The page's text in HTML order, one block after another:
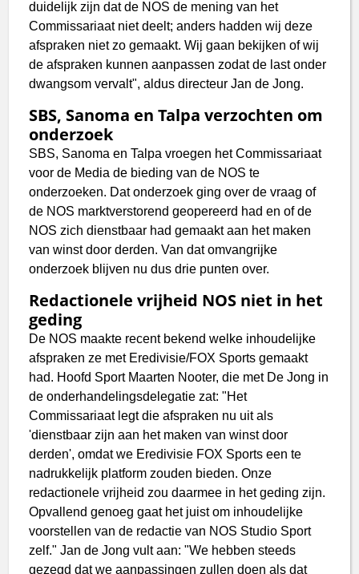
duidelijk zijn dat de NOS de mening van het
Commissariaat niet deelt; anders hadden wij deze
afspraken niet zo gemaakt. Wij gaan bekijken of wij
de afspraken kunnen aanpassen zodat de last onder
dwangsom vervalt", aldus directeur Jan de Jong.
SBS, Sanoma en Talpa verzochten om
onderzoek
SBS, Sanoma en Talpa vroegen het Commissariaat
voor de Media de bieding van de NOS te
onderzoeken. Dat onderzoek ging over de vraag of
de NOS marktverstorend geopereerd had en of de
NOS zich dienstbaar had gemaakt aan het maken
van winst door derden. Van dat omvangrijke
onderzoek blijven nu dus drie punten over.
Redactionele vrijheid NOS niet in het
geding
De NOS maakte recent bekend welke inhoudelijke
afspraken ze met Eredivisie/FOX Sports gemaakt
had. Hoofd Sport Maarten Nooter, die met De Jong in
de onderhandelingsdelegatie zat: "Het
Commissariaat legt die afspraken nu uit als
'dienstbaar zijn aan het maken van winst door
derden', omdat we Eredivisie FOX Sports een te
nadrukkelijk platform zouden bieden. Onze
redactionele vrijheid zou daarmee in het geding zijn.
Opvallend genoeg gaat het juist om inhoudelijke
voorstellen van de redactie van NOS Studio Sport
zelf." Jan de Jong vult aan: "We hebben steeds
gezegd dat we aanpassingen zullen doen als dat